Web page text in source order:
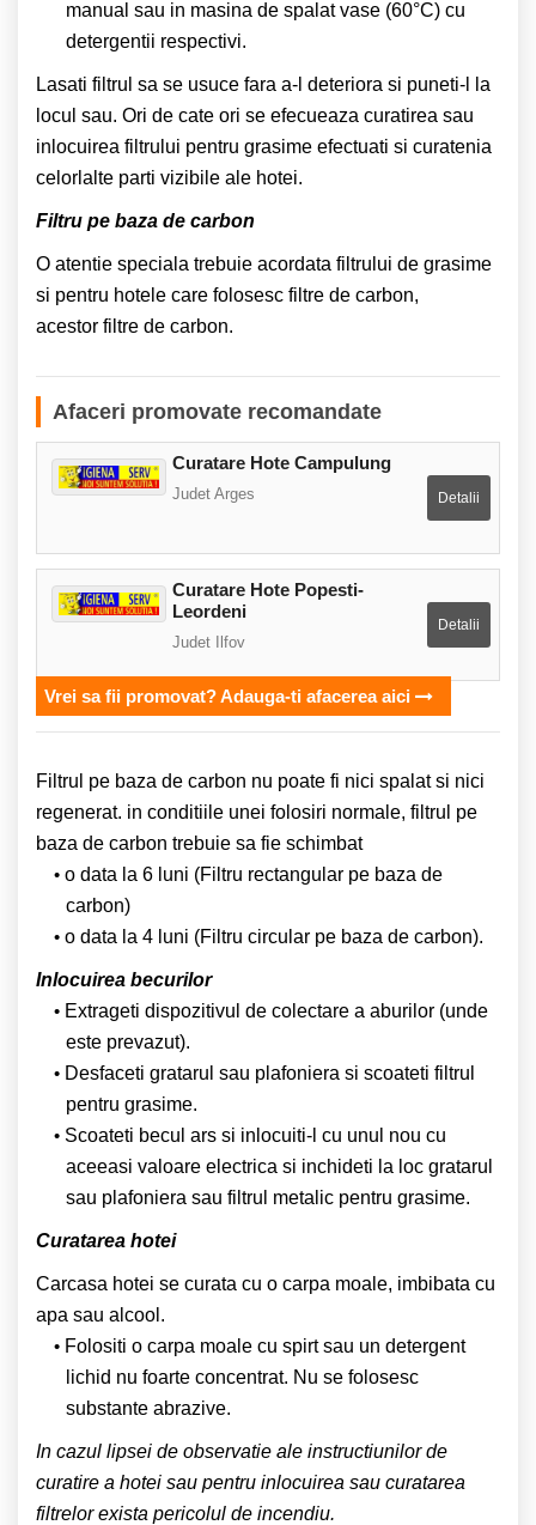
manual sau in masina de spalat vase (60°C) cu
detergentii respectivi.
Lasati filtrul sa se usuce fara a-l deteriora si puneti-l la
locul sau. Ori de cate ori se efecueaza curatirea sau
inlocuirea filtrului pentru grasime efectuati si curatenia
celorlalte parti vizibile ale hotei.
Filtru pe baza de carbon
O atentie speciala trebuie acordata filtrului de grasime
si pentru hotele care folosesc filtre de carbon,
acestor filtre de carbon.
Afaceri promovate recomandate
Curatare Hote Campulung
Judet Arges Detalii
Curatare Hote Popesti-
Leordeni
Judet Ilfov
Detalii
Vrei sa fii promovat? Adauga-ti afacerea aici
Filtrul pe baza de carbon nu poate fi nici spalat si nici
regenerat. in conditiile unei folosiri normale, filtrul pe
baza de carbon trebuie sa fie schimbat
o data la 6 luni (Filtru rectangular pe baza de
carbon)
o data la 4 luni (Filtru circular pe baza de carbon).
Inlocuirea becurilor
Extrageti dispozitivul de colectare a aburilor (unde
este prevazut).
Desfaceti gratarul sau plafoniera si scoateti filtrul
pentru grasime.
Scoateti becul ars si inlocuiti-l cu unul nou cu
aceeasi valoare electrica si inchideti la loc gratarul
sau plafoniera sau filtrul metalic pentru grasime.
Curatarea hotei
Carcasa hotei se curata cu o carpa moale, imbibata cu
apa sau alcool.
Folositi o carpa moale cu spirt sau un detergent
lichid nu foarte concentrat. Nu se folosesc
substante abrazive.
In cazul lipsei de observatie ale instructiunilor de
curatire a hotei sau pentru inlocuirea sau curatarea
filtrelor exista pericolul de incendiu.